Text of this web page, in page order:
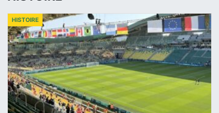
HISTOIRE